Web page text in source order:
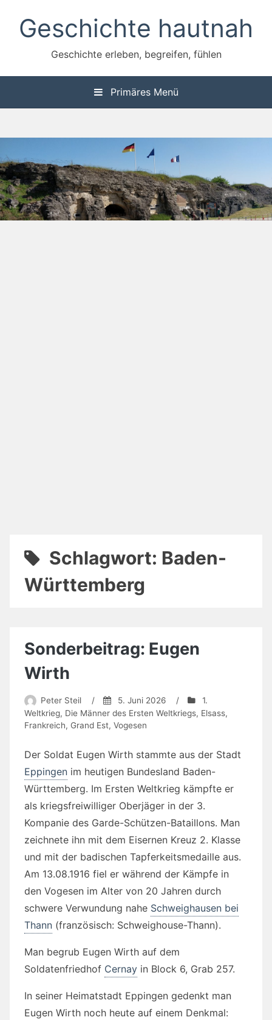
Inhalt
springenGeschichte hautnah
Geschichte erleben, begreifen, fühlen
Primäres Menü
Schlagwort: Baden-
Württemberg
Sonderbeitrag: Eugen
Wirth
Peter Steil / 5. Juni 2026 /
1.
Weltkrieg, Die Männer des Ersten Weltkriegs, Elsass,
Frankreich, Grand Est, Vogesen
Der Soldat Eugen Wirth stammte aus der Stadt
Eppingen im heutigen Bundesland Baden-
Württemberg. Im Ersten Weltkrieg kämpfte er
als kriegsfreiwilliger Oberjäger in der 3.
Kompanie des Garde-Schützen-Bataillons. Man
zeichnete ihn mit dem Eisernen Kreuz 2. Klasse
und mit der badischen Tapferkeitsmedaille aus.
Am 13.08.1916 fiel er während der Kämpfe in
den Vogesen im Alter von 20 Jahren durch
schwere Verwundung nahe Schweighausen bei
Thann (französisch: Schweighouse-Thann).
Man begrub Eugen Wirth auf dem
Soldatenfriedhof Cernay in Block 6, Grab 257.
In seiner Heimatstadt Eppingen gedenkt man
Eugen Wirth noch heute auf einem Denkmal: